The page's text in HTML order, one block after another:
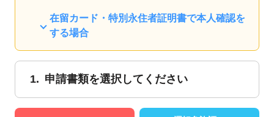
在留カード・特別永住者証明書で本人確認を
する場合
1. 申請書類を選択してください